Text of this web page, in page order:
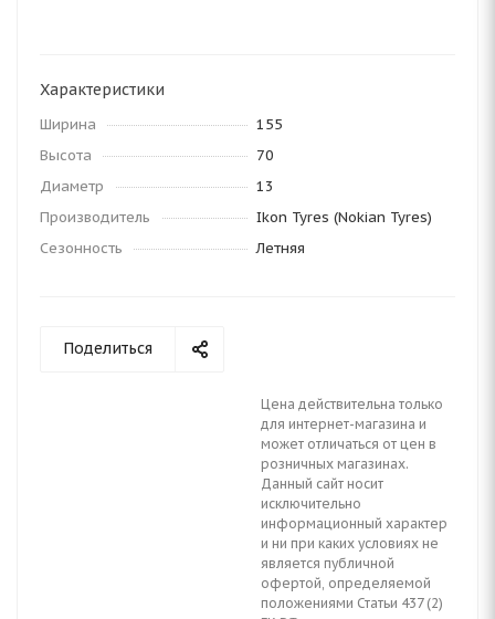
Характеристики
Ширина
155
Высота
70
Диаметр
13
Производитель
Ikon Tyres (Nokian Tyres)
Сезонность
Летняя
Поделиться
Цена действительна только
для интернет-магазина и
может отличаться от цен в
розничных магазинах.
Данный сайт носит
исключительно
информационный характер
и ни при каких условиях не
является публичной
офертой, определяемой
положениями Статьи 437 (2)